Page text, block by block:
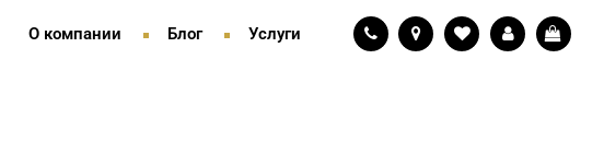
О компании Блог Услуги